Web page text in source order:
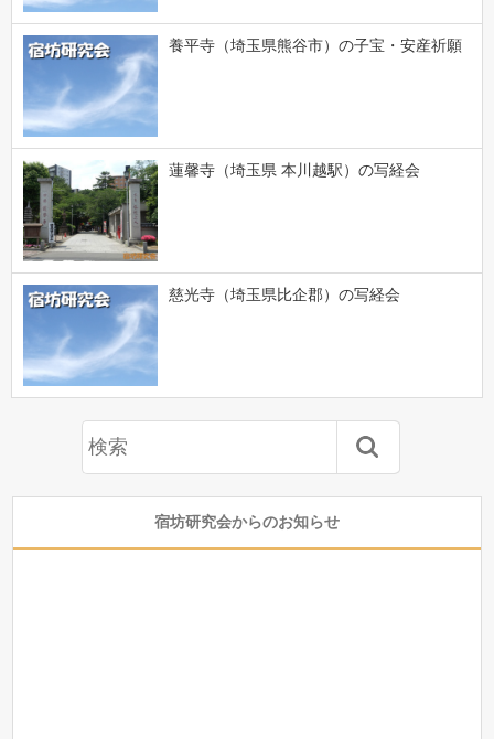
養平寺（埼玉県熊谷市）の子宝・安産祈願
蓮馨寺（埼玉県 本川越駅）の写経会
慈光寺（埼玉県比企郡）の写経会
宿坊研究会からのお知らせ